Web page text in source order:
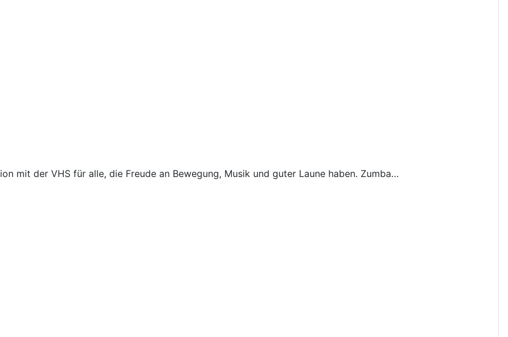
mit der VHS für alle, die Freude an Bewegung, Musik und guter Laune haben. Zumba…